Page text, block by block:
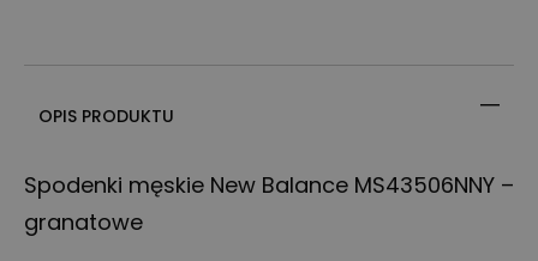
OPIS PRODUKTU
Spodenki męskie New Balance MS43506NNY –
granatowe